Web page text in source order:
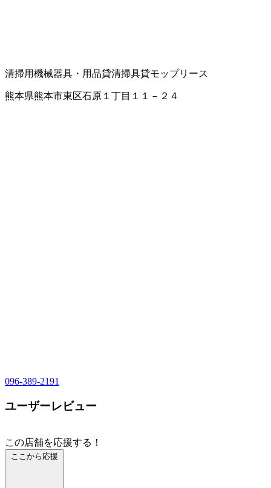
清掃用機械器具・用品貸清掃具貸モップリース
熊本県熊本市東区石原１丁目１１－２４
096-389-2191
ユーザーレビュー
この店舗を応援する！
ここから応援